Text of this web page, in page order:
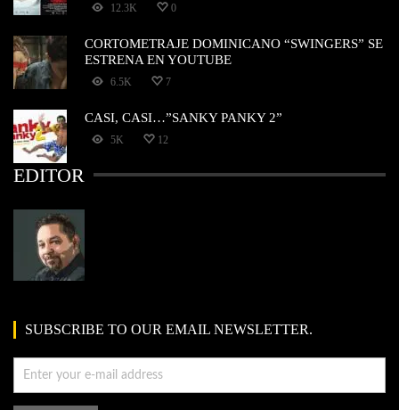
12.3K 0
CORTOMETRAJE DOMINICANO “SWINGERS” SE
ESTRENA EN YOUTUBE
6.5K 7
CASI, CASI…”SANKY PANKY 2”
5K 12
EDITOR
SUBSCRIBE TO OUR EMAIL NEWSLETTER.